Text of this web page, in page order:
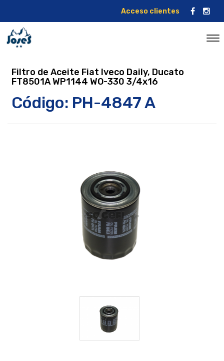
Acceso clientes
Filtro de Aceite Fiat Iveco Daily, Ducato
FT8501A WP1144 WO-330 3/4x16
Código: PH-4847 A